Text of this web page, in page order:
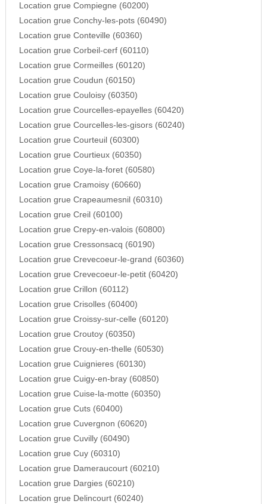
Location grue Compiegne (60200)
Location grue Conchy-les-pots (60490)
Location grue Conteville (60360)
Location grue Corbeil-cerf (60110)
Location grue Cormeilles (60120)
Location grue Coudun (60150)
Location grue Couloisy (60350)
Location grue Courcelles-epayelles (60420)
Location grue Courcelles-les-gisors (60240)
Location grue Courteuil (60300)
Location grue Courtieux (60350)
Location grue Coye-la-foret (60580)
Location grue Cramoisy (60660)
Location grue Crapeaumesnil (60310)
Location grue Creil (60100)
Location grue Crepy-en-valois (60800)
Location grue Cressonsacq (60190)
Location grue Crevecoeur-le-grand (60360)
Location grue Crevecoeur-le-petit (60420)
Location grue Crillon (60112)
Location grue Crisolles (60400)
Location grue Croissy-sur-celle (60120)
Location grue Croutoy (60350)
Location grue Crouy-en-thelle (60530)
Location grue Cuignieres (60130)
Location grue Cuigy-en-bray (60850)
Location grue Cuise-la-motte (60350)
Location grue Cuts (60400)
Location grue Cuvergnon (60620)
Location grue Cuvilly (60490)
Location grue Cuy (60310)
Location grue Dameraucourt (60210)
Location grue Dargies (60210)
Location grue Delincourt (60240)